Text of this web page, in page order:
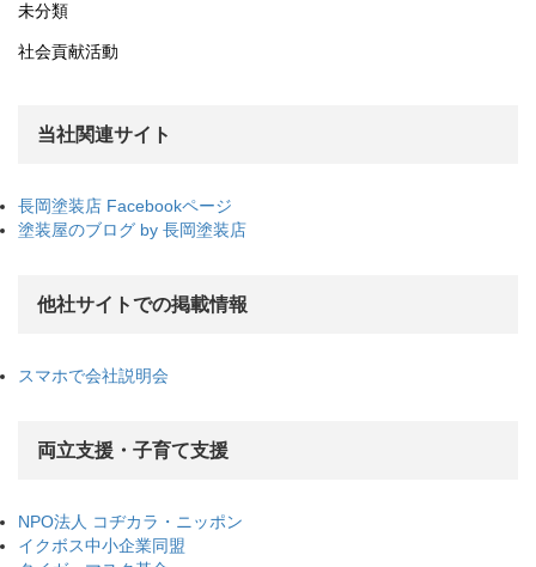
未分類
社会貢献活動
当社関連サイト
長岡塗装店 Facebookページ
塗装屋のブログ by 長岡塗装店
他社サイトでの掲載情報
スマホで会社説明会
両立支援・子育て支援
NPO法人 コヂカラ・ニッポン
イクボス中小企業同盟